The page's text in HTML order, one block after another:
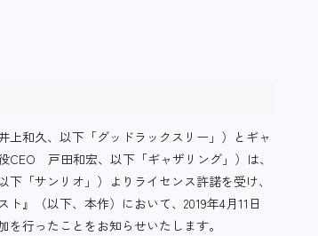
和久、以下「グッドラックスリー」）とギャ
CEO 戸田和宏、以下「ギャザリング」）は、
「サンリオ」）よりライセンス許諾を受け、
』（以下、本作）において、2019年4月11日
行ったことをお知らせいたします。